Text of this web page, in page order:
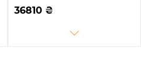
Однофазний
(SV5048UPSR)
36810 ₴